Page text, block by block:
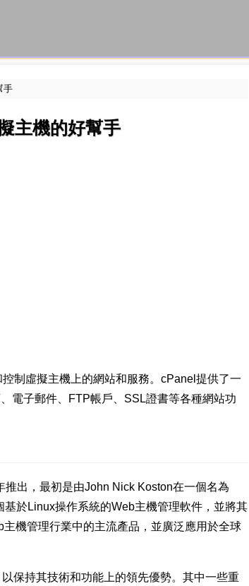
手
主機的好幫手
制虛擬主機上的網站和服務。cPanel提供了一
電子郵件、FTP帳戶、SSL證書等各種網站功
出，最初是由John Nick Koston在一個名為
於Linux操作系統的Web主機管理軟件，並將其
機管理行業中的主流產品，並廣泛應用於全球
保持其技術和功能上的領先優勢。其中一些重